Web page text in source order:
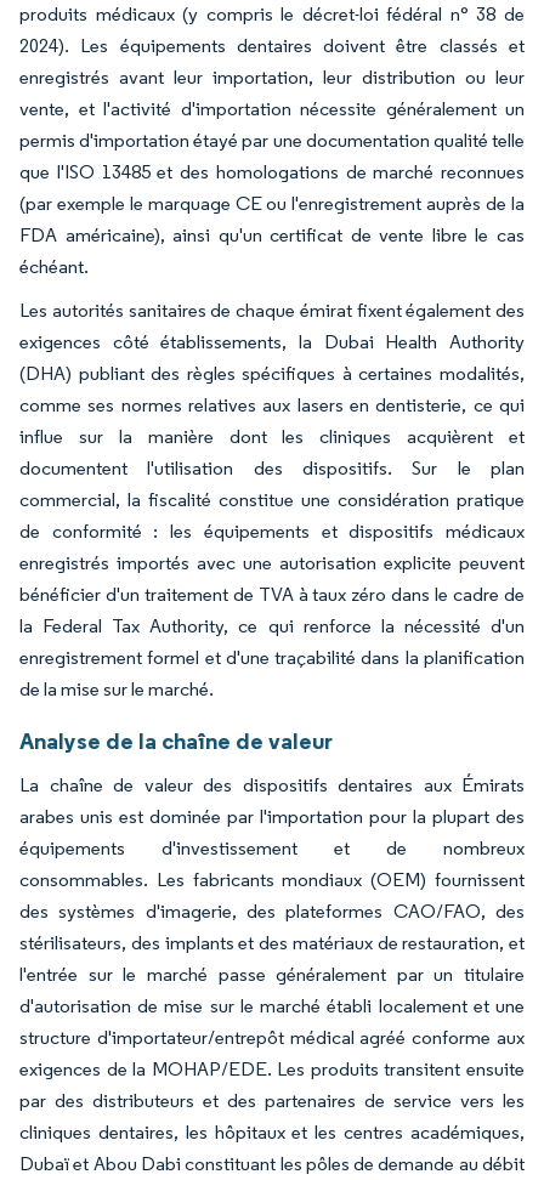
produits médicaux (y compris le décret-loi fédéral n° 38 de
2024). Les équipements dentaires doivent être classés et
enregistrés avant leur importation, leur distribution ou leur
vente, et l'activité d'importation nécessite généralement un
permis d'importation étayé par une documentation qualité telle
que l'ISO 13485 et des homologations de marché reconnues
(par exemple le marquage CE ou l'enregistrement auprès de la
FDA américaine), ainsi qu'un certificat de vente libre le cas
échéant.
Les autorités sanitaires de chaque émirat fixent également des
exigences côté établissements, la Dubai Health Authority
(DHA) publiant des règles spécifiques à certaines modalités,
comme ses normes relatives aux lasers en dentisterie, ce qui
influe sur la manière dont les cliniques acquièrent et
documentent l'utilisation des dispositifs. Sur le plan
commercial, la fiscalité constitue une considération pratique
de conformité : les équipements et dispositifs médicaux
enregistrés importés avec une autorisation explicite peuvent
bénéficier d'un traitement de TVA à taux zéro dans le cadre de
la Federal Tax Authority, ce qui renforce la nécessité d'un
enregistrement formel et d'une traçabilité dans la planification
de la mise sur le marché.
Analyse de la chaîne de valeur
La chaîne de valeur des dispositifs dentaires aux Émirats
arabes unis est dominée par l'importation pour la plupart des
équipements d'investissement et de nombreux
consommables. Les fabricants mondiaux (OEM) fournissent
des systèmes d'imagerie, des plateformes CAO/FAO, des
stérilisateurs, des implants et des matériaux de restauration, et
l'entrée sur le marché passe généralement par un titulaire
d'autorisation de mise sur le marché établi localement et une
structure d'importateur/entrepôt médical agréé conforme aux
exigences de la MOHAP/EDE. Les produits transitent ensuite
par des distributeurs et des partenaires de service vers les
cliniques dentaires, les hôpitaux et les centres académiques,
Dubaï et Abou Dabi constituant les pôles de demande au débit